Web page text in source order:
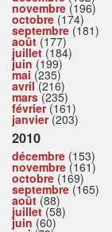
novembre (196)
octobre (174)
septembre (181)
août (177)
juillet(184)
juin (199)
mai (235)
avril(216)
mars(235)
février(161)
janvier(203)
2010
décembre (153)
novembre (161)
octobre (169)
septembre (165)
août (88)
juillet(58)
juin (60)